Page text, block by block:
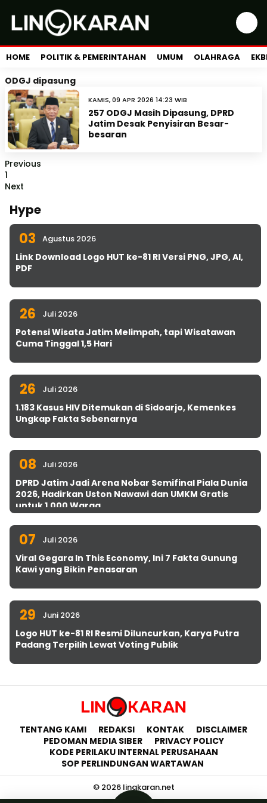
HOME POLITIK & PEMERINTAHAN UMUM OLAHRAGA
ODGJ dipasung
KAMIS, 09 APR 2026 14:23 WIB
257 ODGJ Masih Dipasung, DPRD
Jatim Desak Penyisiran Besar-
besaran
Previous
1
Next
Hype
03 Agustus 2026
Link Download Logo HUT ke-81 RI Versi PNG, JPG, AI,
PDF
26 Juli 2026
Potensi Wisata Jatim Melimpah, tapi Wisatawan
Cuma Tinggal 1,5 Hari
26 Juli 2026
1.183 Kasus HIV Ditemukan di Sidoarjo, Kemenkes
Ungkap Fakta Sebenarnya
08 Juli 2026
DPRD Jatim Jadi Arena Nobar Semifinal Piala Dunia
2026, Hadirkan Uston Nawawi dan UMKM Gratis
untuk 1.000 Warga
07 Juli 2026
Viral Gegara In This Economy, Ini 7 Fakta Gunung
Kawi yang Bikin Penasaran
29 Juni 2026
Logo HUT ke-81 RI Resmi Diluncurkan, Karya Putra
Padang Terpilih Lewat Voting Publik
TENTANG KAMI REDAKSI KONTAK
DISCLAIMER
PEDOMAN MEDIA SIBER
PRIVACY POLICY
KODE PERILAKU INTERNAL PERUSAHAAN
SOP PERLINDUNGAN WARTAWAN
© 2026 lingkaran.net